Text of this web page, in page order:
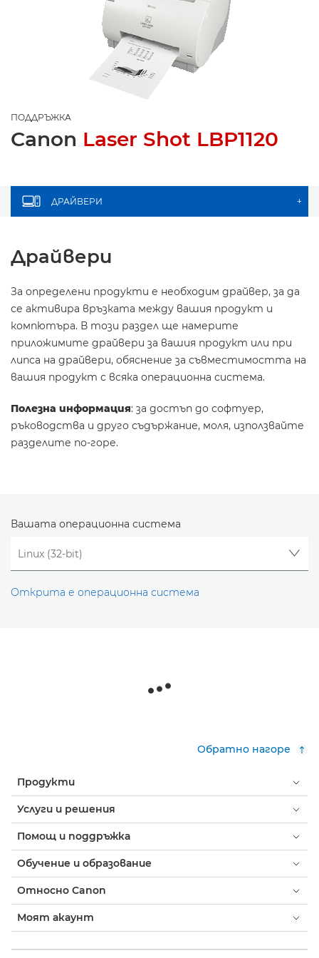
ПОДДРЪЖКА
Canon Laser Shot LBP1120
ДРАЙВЕРИ +
Драйвери
За определени продукти е необходим драйвер, за да
се активира връзката между вашия продукт и
компютъра. В този раздел ще намерите
приложимите драйвери за вашия продукт или при
липса на драйвери, обяснение за съвместимостта на
вашия продукт с всяка операционна система.
Полезна информация: за достъп до софтуер,
ръководства и друго съдържание, моля, използвайте
разделите по-горе.
Вашата операционна система
Открита е операционна система
Обратно нагоре
Продукти
Услуги и решения
Помощ и поддръжка
Обучение и образование
Относно Canon
Моят акаунт